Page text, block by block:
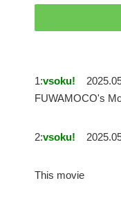
1:vsoku!
FUWAMOCO's
2:vsoku!
This movie